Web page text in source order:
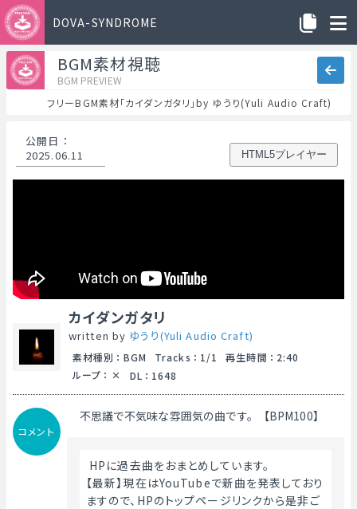
DOVA-SYNDROME
BGM素材視聴
BGM PREVIEW
フリーBGM素材「カイダンガタリ」by ゆうり(Yuli Audio Craft)
公開日 ：
2025.06.11
HTML5プレイヤー
カイダンガタリ
written by ゆうり(Yuli Audio Craft)
素材種別 ： BGM Tracks ： 1/1 再生時間 ： 2:40
ループ ： DL ： 1648
コメント
不思議で不気味な雰囲気の曲です。【BPM100】
HPに過去曲をおまとめしています。
【最新】現在はYouTubeで新曲を発表しており
ますので、HPのトップページリンクから是非ご